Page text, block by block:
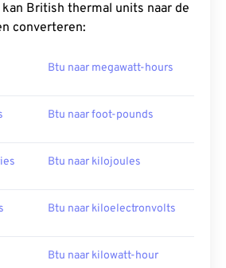
British thermal units naar de
converteren:
Btu naar megawatt-hours
Btu naar foot-pounds
Btu naar kilojoules
Btu naar kiloelectronvolts
Btu naar kilowatt-hour